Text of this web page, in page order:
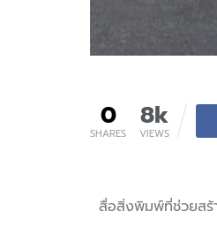
0
SHARES
8k
VIEWS
สื่อสิ่งพิมพ์ที่ช่วยสร้